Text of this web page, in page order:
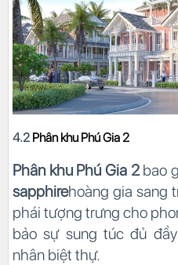
4.2 Phân khu Phú Gia 2
Phân khu Phú Gia 2bao
sapphirehoàng gia sang
phái tượng trưng cho
bảo sự sung túc đủ
nhân biệt thự.